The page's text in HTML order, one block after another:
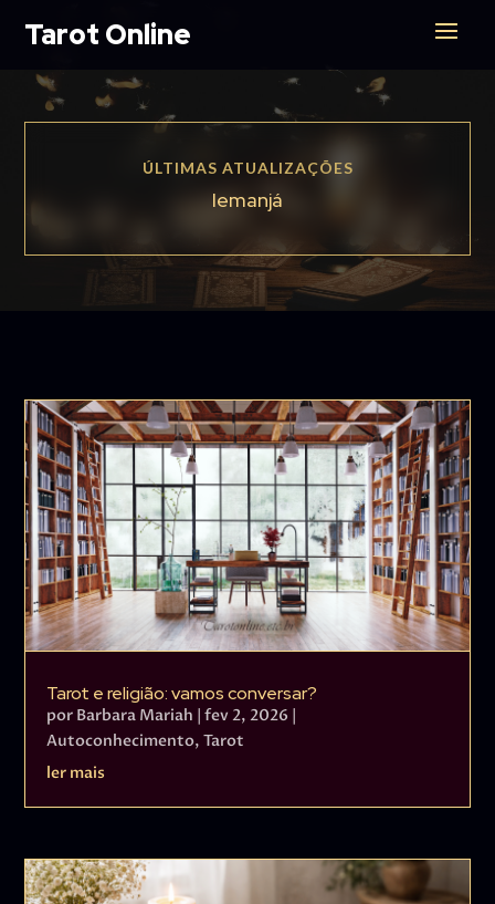
Tarot Online
ÚLTIMAS ATUALIZAÇÕES
Iemanjá
Tarot e religião: vamos conversar?
por Barbara Mariah |fev 2, 2026 |
Autoconhecimento,Tarot
ler mais